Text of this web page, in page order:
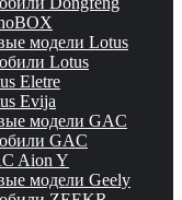
модели Lotus
Lotus
Eletre
Evija
модели GAC
GAC
Aion Y
модели Geely